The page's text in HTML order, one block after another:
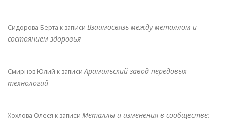
Сидорова Берта к записи Взаимосвязь между металлом и
состоянием здоровья
Смирнов Юлий к записиАрамильский завод передовых
технологий
Хохлова Олеся к записи Металлы и изменения в сообществе: